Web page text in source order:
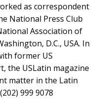
as correspondent
National Press Club
Association of
D.C., USA. In
former US
the USLatin magazine
matter in the Latin
999 9078